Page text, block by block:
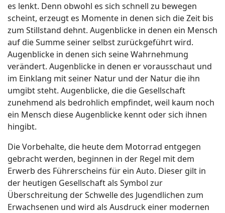
es lenkt. Denn obwohl es sich schnell zu bewegen
scheint, erzeugt es Momente in denen sich die Zeit bis
zum Stillstand dehnt. Augenblicke in denen ein Mensch
auf die Summe seiner selbst zurückgeführt wird.
Augenblicke in denen sich seine Wahrnehmung
verändert. Augenblicke in denen er vorausschaut und
im Einklang mit seiner Natur und der Natur die ihn
umgibt steht. Augenblicke, die die Gesellschaft
zunehmend als bedrohlich empfindet, weil kaum noch
ein Mensch diese Augenblicke kennt oder sich ihnen
hingibt.
Die Vorbehalte, die heute dem Motorrad entgegen
gebracht werden, beginnen in der Regel mit dem
Erwerb des Führerscheins für ein Auto. Dieser gilt in
der heutigen Gesellschaft als Symbol zur
Überschreitung der Schwelle des Jugendlichen zum
Erwachsenen und wird als Ausdruck einer modernen